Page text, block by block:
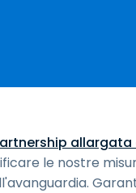
allargata
le nostre